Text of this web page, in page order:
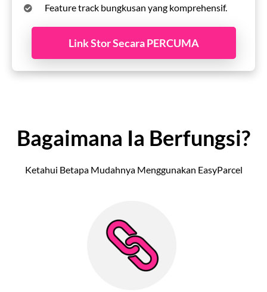
Feature track bungkusan yang komprehensif.
Link Stor Secara PERCUMA
Bagaimana Ia Berfungsi?
Ketahui Betapa Mudahnya Menggunakan EasyParcel